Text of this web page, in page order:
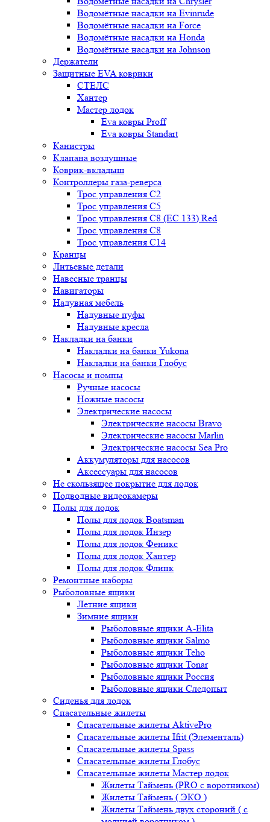
Водомётные насадки на Evinrude
Водомётные насадки на Force
Водомётные насадки на Honda
Водомётные насадки на Johnson
Держатели
Защитные EVA коврики
СТЕЛС
Хантер
Мастер лодок
Eva ковры Proff
Eva ковры Standart
Канистры
Клапана воздушные
Коврик-вкладыш
Контроллеры газа-реверса
Трос управления C2
Трос управления C5
Трос управления C8 (ЕС 133) Red
Трос управления C8
Трос управления C14
Кранцы
Литьевые детали
Навесные транцы
Навигаторы
Надувная мебель
Надувные пуфы
Надувные кресла
Накладки на банки
Накладки на банки Yukona
Накладки на банки Глобус
Насосы и помпы
Ручные насосы
Ножные насосы
Электрические насосы
Электрические насосы Bravo
Электрические насосы Marlin
Электрические насосы Sea Pro
Аккумуляторы для насосов
Аксессуары для насосов
Не скользящее покрытие для лодок
Подводные видеокамеры
Полы для лодок
Полы для лодок Boatsman
Полы для лодок Инзер
Полы для лодок Феникс
Полы для лодок Хантер
Полы для лодок Флинк
Ремонтные наборы
Рыболовные ящики
Летние ящики
Зимние ящики
Рыболовные ящики A-Elita
Рыболовные ящики Salmo
Рыболовные ящики Teho
Рыболовные ящики Tonar
Рыболовные ящики Россия
Рыболовные ящики Следопыт
Сиденья для лодок
Спасательные жилеты
Спасательные жилеты AktivePro
Спасательные жилеты Ifrit (Элементаль)
Спасательные жилеты Spass
Спасательные жилеты Глобус
Спасательные жилеты Мастер лодок
Жилеты Таймень (PRO c воротником)
Жилеты Таймень ( ЭКО )
Жилеты Таймень двух стороний ( с